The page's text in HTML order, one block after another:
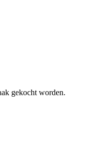
gekocht worden.